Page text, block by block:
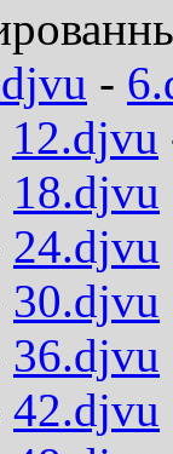
-
12.djvu
18.djvu
24.djvu
30.djvu
36.djvu
42.djvu